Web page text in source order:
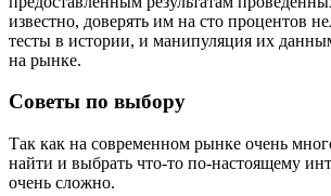
известно, доверять им на сто процентов
тесты в истории, и манипуляция их
на рынке.
Советы по выбору
Так как на современном рынке очень
найти и выбрать что-то по-настоящему
очень сложно.